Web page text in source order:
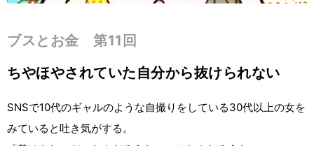
ブスとお金 第11回
ちやほやされていた自分から抜けられない
SNSで10代のギャルのような自撮りをしている30代以上の女を
みていると吐き気がする。